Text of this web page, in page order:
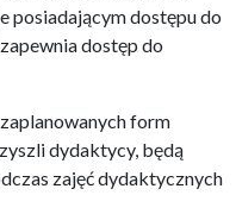
posiadającym dostępu do
dostęp do
form
dydaktycy, będą
zajęć dydaktycznych